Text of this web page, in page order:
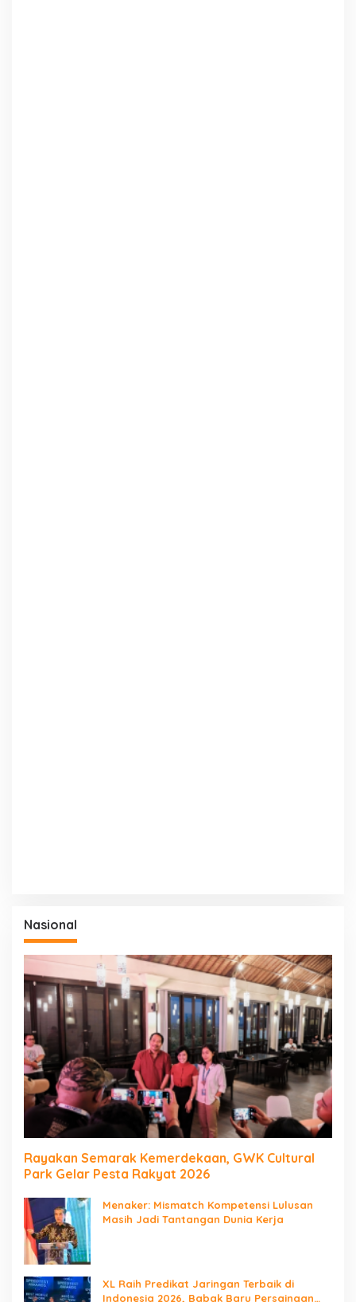
Nasional
Rayakan Semarak Kemerdekaan, GWK Cultural
Park Gelar Pesta Rakyat 2026
Menaker: Mismatch Kompetensi Lulusan
Masih Jadi Tantangan Dunia Kerja
XL Raih Predikat Jaringan Terbaik di
Indonesia 2026, Babak Baru Persaingan